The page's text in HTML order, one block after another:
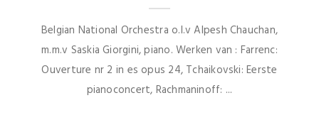
Belgian National Orchestra o.l.v Alpesh Chauchan,
m.m.v Saskia Giorgini, piano. Werken van : Farrenc:
Ouverture nr 2 in es opus 24, Tchaikovski: Eerste
pianoconcert, Rachmaninoff: ...